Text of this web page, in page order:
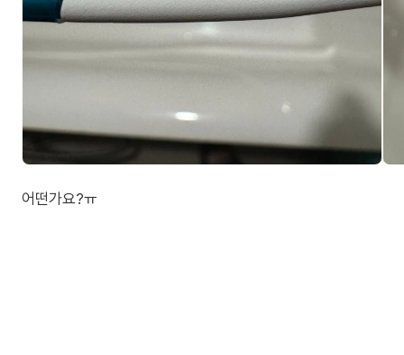
어떤가요?ㅠ